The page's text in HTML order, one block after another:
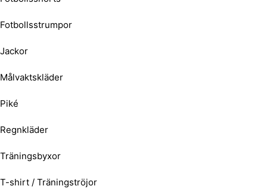
Fotbollsstrumpor
Jackor
Målvaktskläder
Piké
Regnkläder
Träningsbyxor
T-shirt / Träningströjor